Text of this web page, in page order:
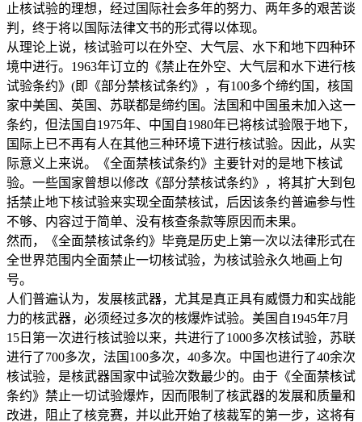
止核试验的理想，经过国际社会多年的努力、两年多的艰苦谈
判，终于将以国际法律文书的形式得以体现。
从理论上说，核试验可以在外空、大气层、水下和地下四种环
境中进行。1963年订立的《禁止在外空、大气层和水下进行核
试验条约》(即《部分禁核试条约》，有100多个缔约国，核国
家中美国、英国、苏联都是缔约国。法国和中国虽未加入这一
条约，但法国自1975年、中国自1980年已将核试验限于地下，
国际上已不再有人在其他三种环境下进行核试验。因此，从实
际意义上来说。《全面禁核试条约》主要针对的是地下核试
验。一些国家曾想以修改《部分禁核试条约》，将其扩大到包
括禁止地下核试验来实现全面禁核试，后因该条约普遍参与性
不够、内容过于简单、没有核查条款等原因而未果。
然而，《全面禁核试条约》毕竟是历史上第一次以法律形式在
全世界范围内全面禁止一切核试验，为核试验永久地画上句
号。
人们普遍认为，发展核武器，尤其是真正具有威慑力和实战能
力的核武器，必须经过多次的核爆炸试验。美国自1945年7月
15日第一次进行核试验以来，共进行了1000多次核试验，苏联
进行了700多次，法国100多次，40多次。中国也进行了40余次
核试验，是核武器国家中试验次数最少的。由于《全面禁核试
条约》禁止一切试验爆炸，因而限制了核武器的发展和质量和
改进，阻止了核竞赛，并以此开始了核裁军的第一步，这将有